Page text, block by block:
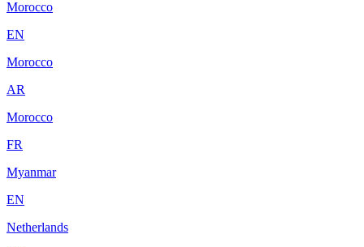
Morocco
EN
Morocco
AR
Morocco
FR
Myanmar
EN
Netherlands